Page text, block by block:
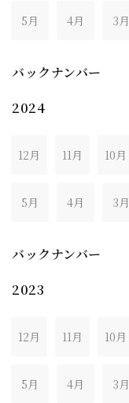
5月 4月 3月
バックナンバー
2024
12月 11月 10月
5月 4月 3月
バックナンバー
2023
12月 11月 10月
5月 4月 3月